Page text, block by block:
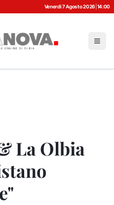
Venerdì 7 Agosto 2026 14:00
La Olbia